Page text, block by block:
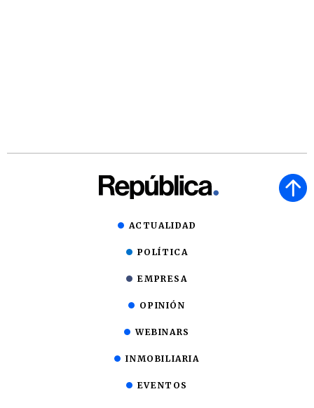
ACTUALIDAD
POLÍTICA
EMPRESA
OPINIÓN
WEBINARS
INMOBILIARIA
EVENTOS